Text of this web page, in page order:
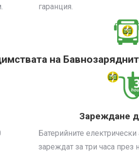
гаранция.
на
Зареждане
Батерийните електрически
зареждат за три часа през